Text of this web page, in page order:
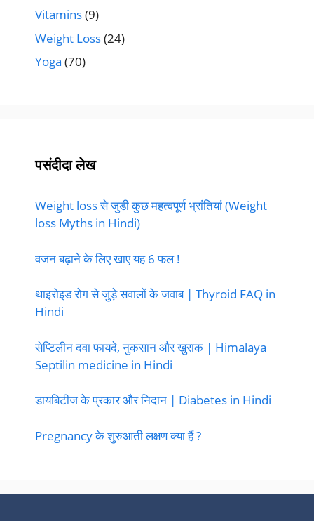
Vitamins(9)
Weight Loss(24)
Yoga (70)
पसंदीदा लेख
Weight loss से जुडी कुछ महत्वपूर्ण भ्रांतियां (Weight
loss Myths in Hindi)
वजन बढ़ाने के लिए खाए यह 6 फल !
थाइरोइड रोग से जुड़े सवालों के जवाब | Thyroid FAQ in
Hindi
सेप्टिलीन दवा फायदे, नुकसान और खुराक | Himalaya
Septilin medicine in Hindi
डायबिटीज के प्रकार और निदान | Diabetes in Hindi
Pregnancy के शुरुआती लक्षण क्या हैं ?